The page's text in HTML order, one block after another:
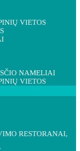
VIETOS
NAMELIAI
VIETOS
RESTORANAI,